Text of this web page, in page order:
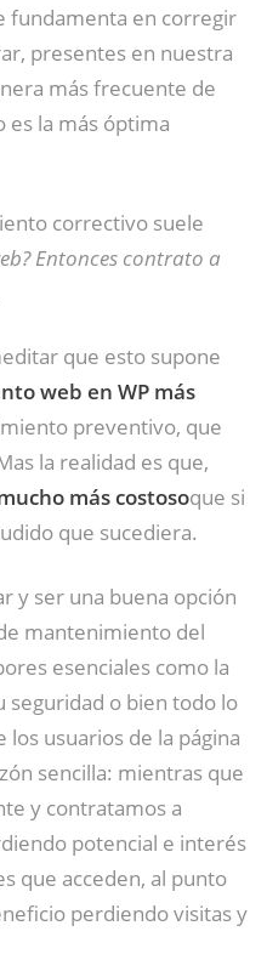
fundamenta en corregir
presentes en nuestra
más frecuente de
la más óptima
correctivo suele
Entonces contrato a
que esto supone
web en WP más
preventivo, que
la realidad es que,
más costosoque si
que sucediera.
y ser una buena opción
mantenimiento del
esenciales como la
seguridad o bien todo lo
usuarios de la página
sencilla: mientras que
y contratamos a
potencial e interés
que acceden, al punto
perdiendo visitas y